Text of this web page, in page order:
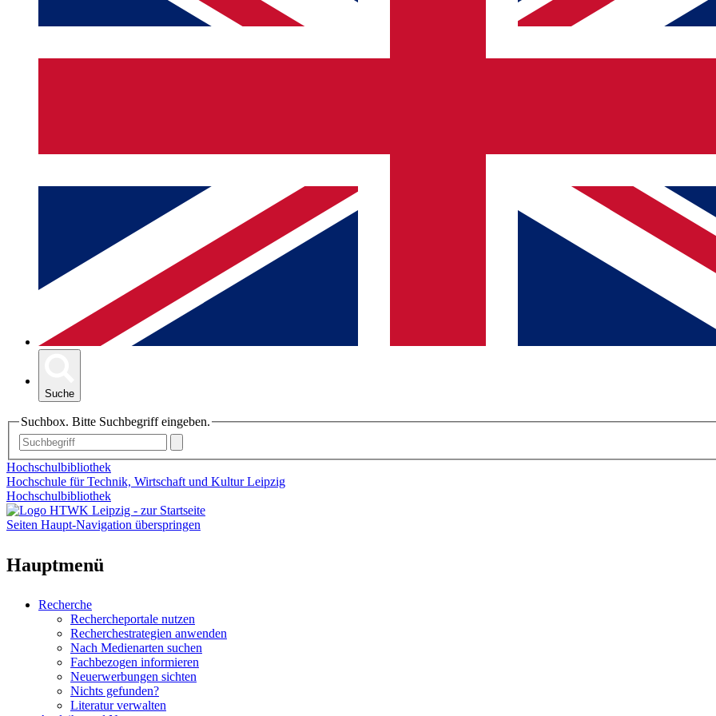
Suche
Suchbox. Bitte Suchbegriff eingeben.
Hochschulbibliothek
Hochschule für Technik, Wirtschaft und Kultur Leipzig
Hochschulbibliothek
Seiten Haupt-Navigation überspringen
Hauptmenü
Recherche
Rechercheportale nutzen
Recherchestrategien anwenden
Nach Medienarten suchen
Fachbezogen informieren
Neuerwerbungen sichten
Nichts gefunden?
Literatur verwalten